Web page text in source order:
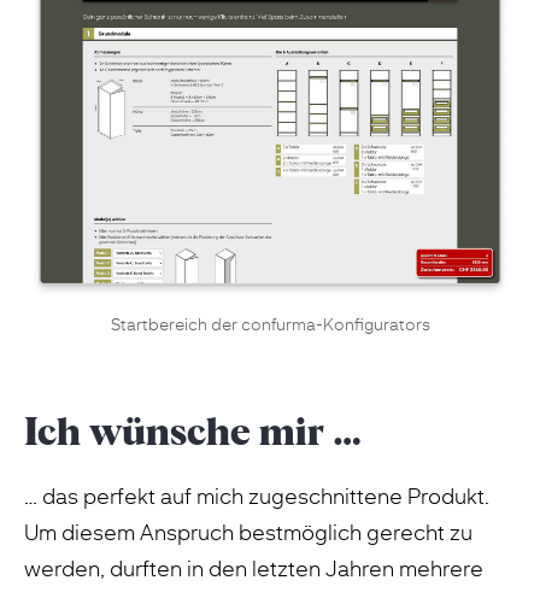
Startbereich der confurma-Konfigurators
Ich wünsche mir …
… das perfekt auf mich zugeschnittene Produkt.
Um diesem Anspruch bestmöglich gerecht zu
werden, durften in den letzten Jahren mehrere